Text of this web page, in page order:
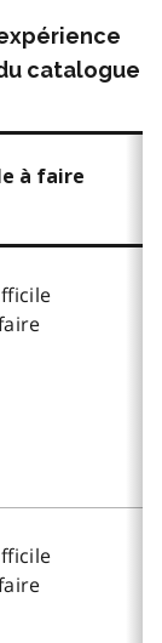
catalogue
à faire